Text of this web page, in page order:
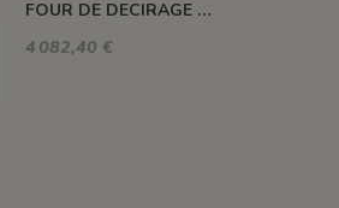
FOUR DE DECIRAGE CAPACITE 26 LITRES 1100°C
4 082,40 €